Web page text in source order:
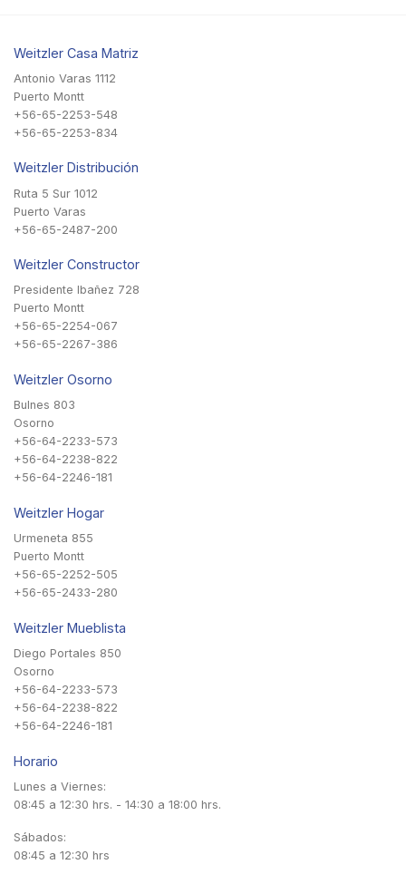
Weitzler Casa Matriz
Antonio Varas 1112
Puerto Montt
+56-65-2253-548
+56-65-2253-834
Weitzler Distribución
Ruta 5 Sur 1012
Puerto Varas
+56-65-2487-200
Weitzler Constructor
Presidente Ibañez 728
Puerto Montt
+56-65-2254-067
+56-65-2267-386
Weitzler Osorno
Bulnes 803
Osorno
+56-64-2233-573
+56-64-2238-822
+56-64-2246-181
Weitzler Hogar
Urmeneta 855
Puerto Montt
+56-65-2252-505
+56-65-2433-280
Weitzler Mueblista
Diego Portales 850
Osorno
+56-64-2233-573
+56-64-2238-822
+56-64-2246-181
Horario
Lunes a Viernes:
08:45 a 12:30 hrs. - 14:30 a 18:00 hrs.
Sábados:
08:45 a 12:30 hrs